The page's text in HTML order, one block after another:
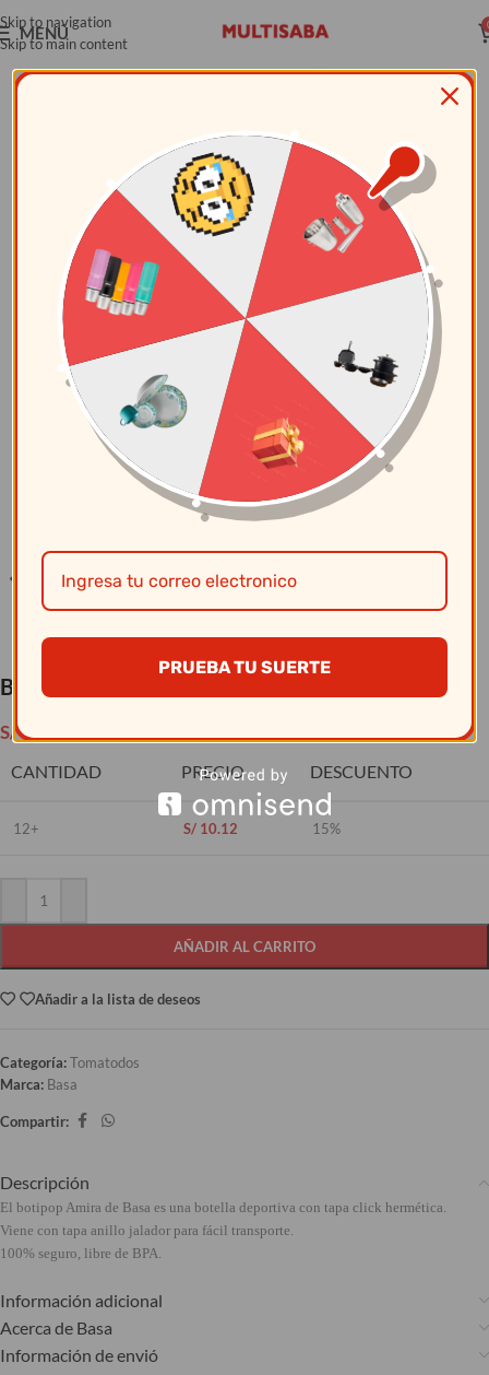
Skip to navigation
Skip to main content
MENÚ
Basa – Botitop Amira 900ML
S/11.90
CANTIDAD PRECIO DESCUENTO
12+ S/ 10.12 15%
AÑADIR AL CARRITO
Añadir a la lista de deseos
Categoría:Tomatodos
Marca: Basa
Compartir:
Descripción
El botipop Amira de Basa es una botella deportiva con tapa click hermética.
Viene con tapa anillo jalador para fácil transporte.
100% seguro, libre de BPA.
Información adicional
Acerca de Basa
Información de envió
PRUEBA TU SUERTE